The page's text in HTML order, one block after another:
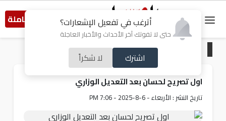
أترغب في تفعيل الإشعارات؟
حتى لا تفوتك آخر الأحداث والأخبار العاجلة
اشترك لا شكراً
النسخة الكاملة
أردنيات
اول تصريح لحسان بعد التعديل الوزاري
تاريخ النشر : الأربعاء - 6-8-2025 - 7:06 PM